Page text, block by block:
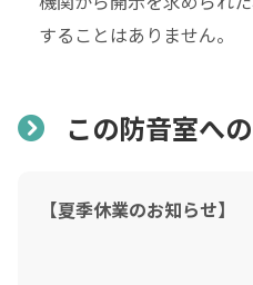
することはありません。
この防音室へ
【夏季休業のお知らせ】